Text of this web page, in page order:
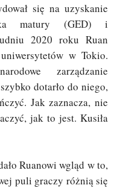
się na uzyskanie
matury (GED) i
2020 roku Ruan
w Tokio.
zarządzanie
dotarło do niego,
Jak zaznacza, nie
jak to jest. Kusiła
Ruanowi wgląd w to,
puli graczy różnią się